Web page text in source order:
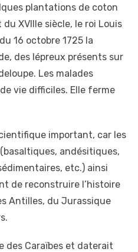
plantations de coton
XVIIIe siècle, le roi Louis
16 octobre 1725 la
des lépreux présents sur
Les malades
vie difficiles. Elle ferme
important, car les
andésitiques,
etc.) ainsi
de reconstruire l’histoire
Antilles, du Jurassique
des Caraïbes et daterait